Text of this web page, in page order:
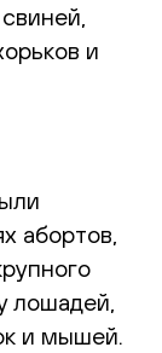
и
абортов,
лошадей,
и мышей.